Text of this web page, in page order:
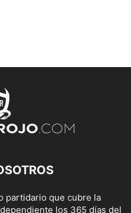
partidario que cubre la
los 365 días del